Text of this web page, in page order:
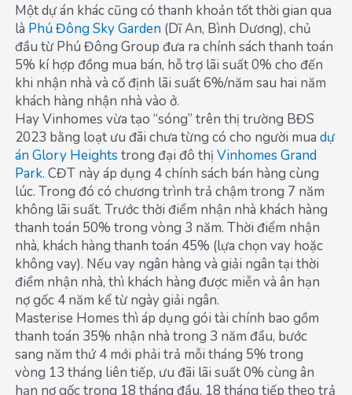
Một dự án khác cũng có thanh khoản tốt thời gian qua
là Phú Đông Sky Garden (Dĩ An, Bình Dương), chủ
đầu từ Phú Đông Group đưa ra chính sách thanh toán
5% kí hợp đồng mua bán, hỗ trợ lãi suất 0% cho đến
khi nhận nhà và cố định lãi suất 6%/năm sau hai năm
khách hàng nhận nhà vào ở.
Hay Vinhomes vừa tạo “sóng” trên thị trường BĐS
2023 bằng loạt ưu đãi chưa từng có cho người muadự
án Glory Heights trong đại đô thịVinhomes Grand
Park. CĐT này áp dụng 4 chính sách bán hàng cùng
lúc. Trong đó có chương trình trả chậm trong 7 năm
không lãi suất. Trước thời điểm nhận nhà khách hàng
thanh toán 50% trong vòng 3 năm. Thời điểm nhận
nhà, khách hàng thanh toán 45% (lựa chọn vay hoặc
không vay). Nếu vay ngân hàng và giải ngân tại thời
điểm nhận nhà, thì khách hàng được miễn và ân hạn
nợ gốc 4 năm kể từ ngày giải ngân.
Masterise Homes thì áp dụng gói tài chính bao gồm
thanh toán 35% nhận nhà trong 3 năm đầu, bước
sang năm thứ 4 mới phải trả mỗi tháng 5% trong
vòng 13 tháng liên tiếp, ưu đãi lãi suất 0% cùng ân
hạn nợ gốc trong 18 tháng đầu, 18 tháng tiếp theo trả